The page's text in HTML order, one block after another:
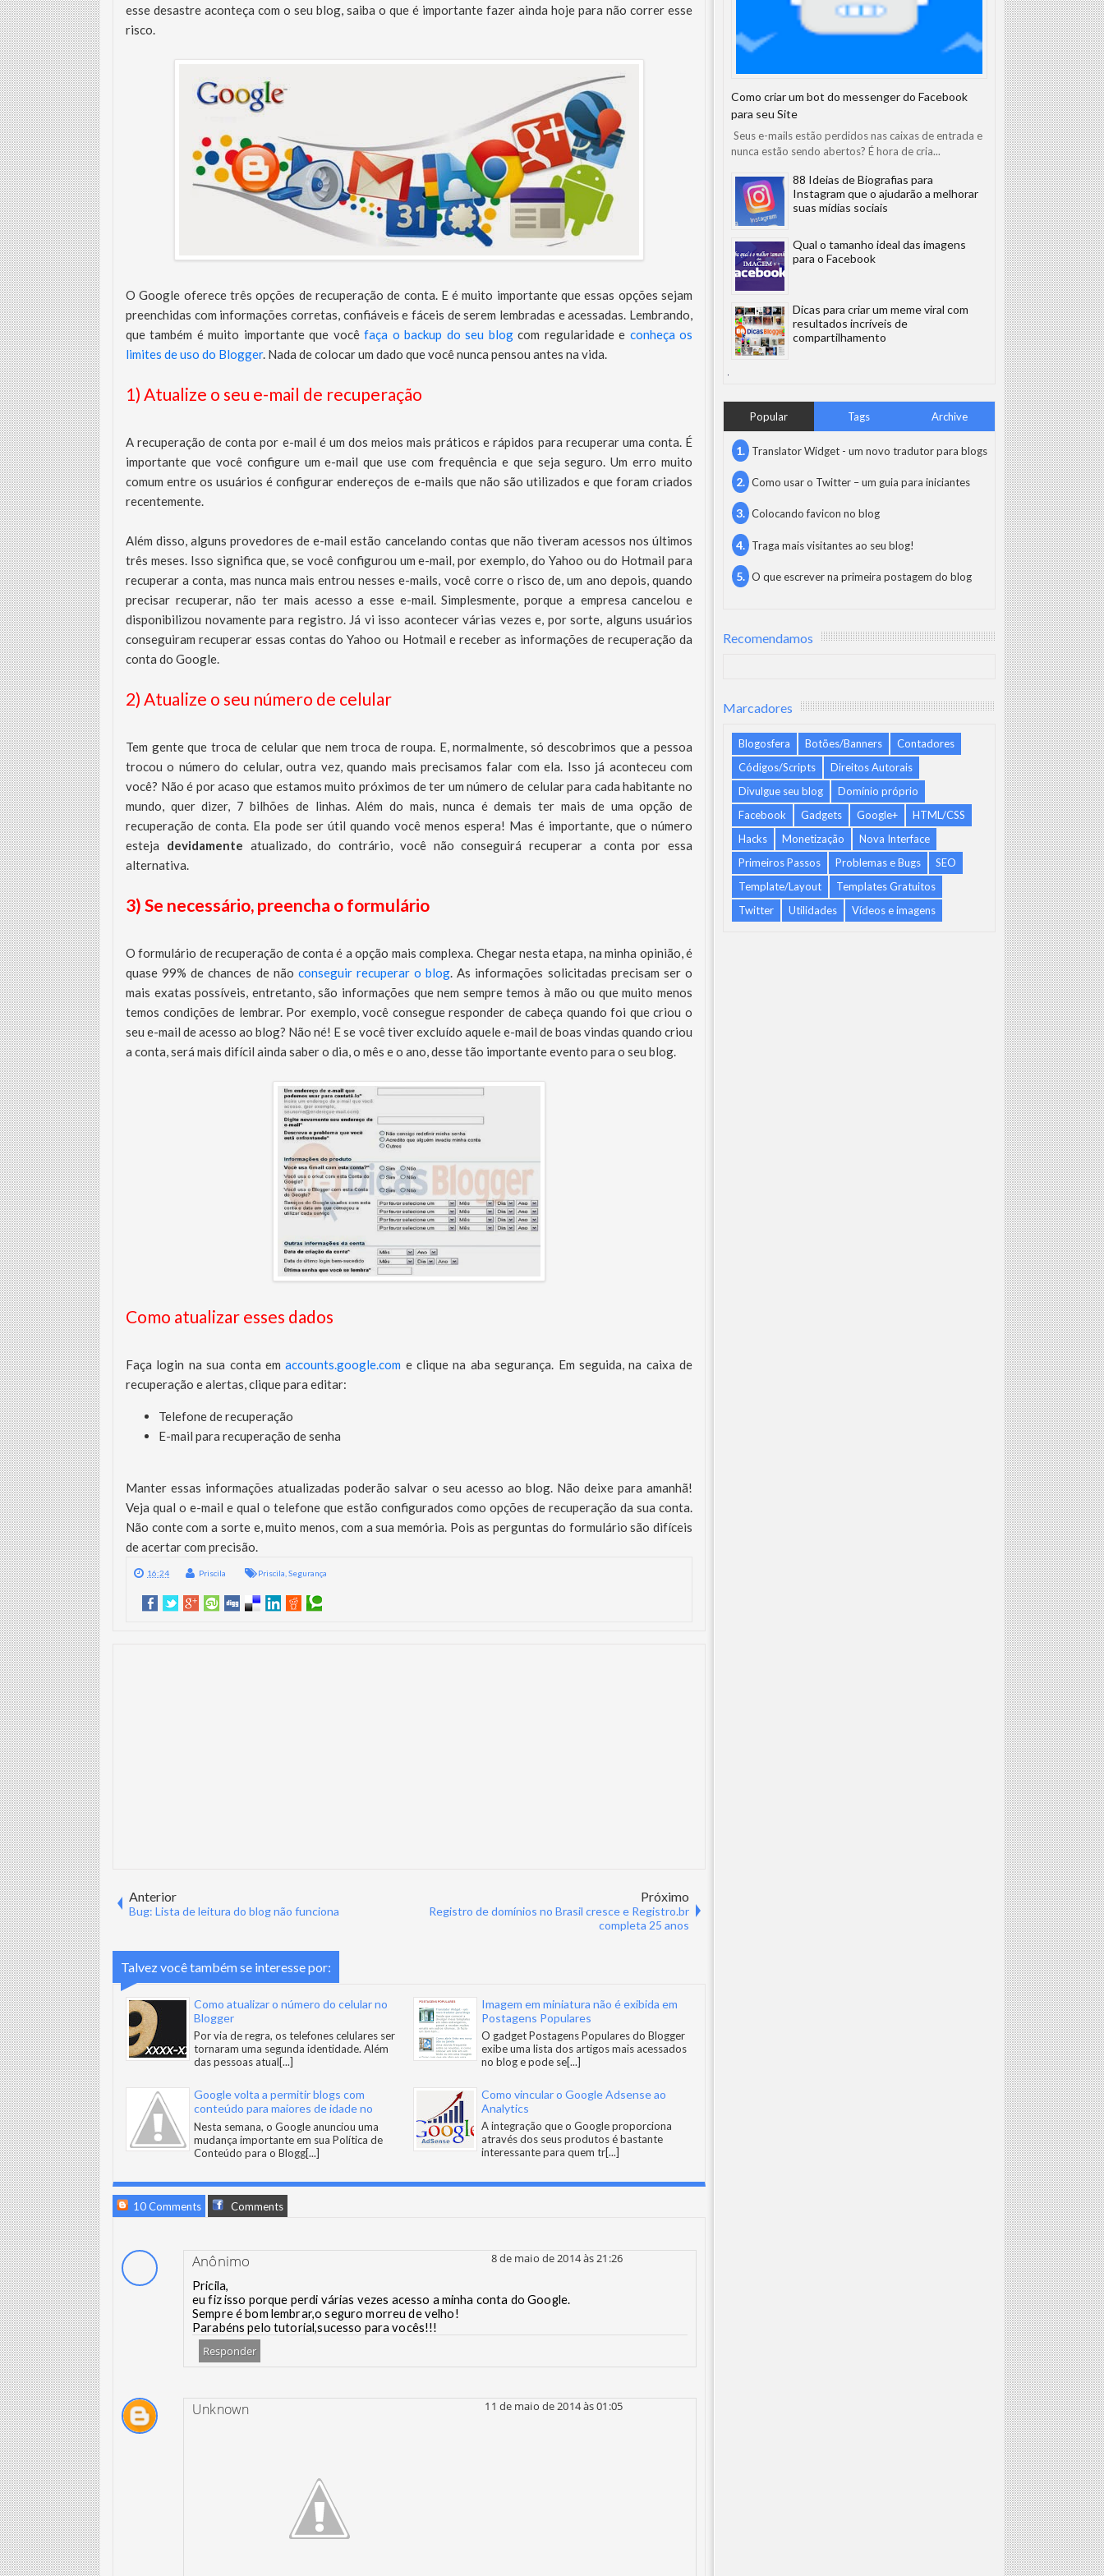
esse desastre aconteça com o seu blog, saiba o que é importante fazer ainda hoje para não correr esse
risco.
O Google oferece três opções de recuperação de conta. E é muito importante que essas opções sejam
preenchidas com informações corretas, confiáveis e fáceis de serem lembradas e acessadas. Lembrando,
que também é muito importante que vocêfaça o backup do seu blogcom regularidade e conheça os
limites de uso do Blogger. Nada de colocar um dado que você nunca pensou antes na vida.
1) Atualize o seu e-mail de recuperação
A recuperação de conta por e-mail é um dos meios mais práticos e rápidos para recuperar uma conta. É
importante que você configure um e-mail que use com frequência e que seja seguro. Um erro muito
comum entre os usuários é configurar endereços de e-mails que não são utilizados e que foram criados
recentemente.
Além disso, alguns provedores de e-mail estão cancelando contas que não tiveram acessos nos últimos
três meses. Isso significa que, se você configurou um e-mail, por exemplo, do Yahoo ou do Hotmail para
recuperar a conta, mas nunca mais entrou nesses e-mails, você corre o risco de, um ano depois, quando
precisar recuperar, não ter mais acesso a esse e-mail. Simplesmente, porque a empresa cancelou e
disponibilizou novamente para registro. Já vi isso acontecer várias vezes e, por sorte, alguns usuários
conseguiram recuperar essas contas do Yahoo ou Hotmail e receber as informações de recuperação da
conta do Google.
2) Atualize o seu número de celular
Tem gente que troca de celular que nem troca de roupa. E, normalmente, só descobrimos que a pessoa
trocou o número do celular, outra vez, quando mais precisamos falar com ela. Isso já aconteceu com
você? Não é por acaso que estamos muito próximos de ter um número de celular para cada habitante no
mundo, quer dizer, 7 bilhões de linhas. Além do mais, nunca é demais ter mais de uma opção de
recuperação de conta. Ela pode ser útil quando você menos espera! Mas é importante, que o número
esteja devidamente atualizado, do contrário, você não conseguirá recuperar a conta por essa
alternativa.
3) Se necessário, preencha o formulário
O formulário de recuperação de conta é a opção mais complexa. Chegar nesta etapa, na minha opinião, é
quase 99% de chances de não conseguir recuperar o blog. As informações solicitadas precisam ser o
mais exatas possíveis, entretanto, são informações que nem sempre temos à mão ou que muito menos
temos condições de lembrar. Por exemplo, você consegue responder de cabeça quando foi que criou o
seu e-mail de acesso ao blog? Não né! E se você tiver excluído aquele e-mail de boas vindas quando criou
a conta, será mais difícil ainda saber o dia, o mês e o ano, desse tão importante evento para o seu blog.
Como atualizar esses dados
Faça login na sua conta emaccounts.google.com e clique na aba segurança. Em seguida, na caixa de
recuperação e alertas, clique para editar:
Telefone de recuperação
E-mail para recuperação de senha
Manter essas informações atualizadas poderão salvar o seu acesso ao blog. Não deixe para amanhã!
Veja qual o e-mail e qual o telefone que estão configurados como opções de recuperação da sua conta.
Não conte com a sorte e, muito menos, com a sua memória. Pois as perguntas do formulário são difíceis
de acertar com precisão.
16:24 Priscila Priscila Segurança
Anterior
Bug: Lista de leitura do blog não funciona
Próximo
Registro de domínios no Brasil cresce e Registro.br
completa 25 anos
Talvez você também se interesse por:
Como atualizar o número do celular no
Blogger
Por via de regra, os telefones celulares ser
tornaram uma segunda identidade. Além
das pessoas atual[...]
Imagem em miniatura não é exibida em
Postagens Populares
O gadget Postagens Populares do Blogger
exibe uma lista dos artigos mais acessados
no blog e pode se[...]
Google volta a permitir blogs com
conteúdo para maiores de idade no
Blogger
Nesta semana, o Google anunciou uma
mudança importante em sua Política de
Conteúdo para o Blogg[...]
Como vincular o Google Adsense ao
Analytics
A integração que o Google proporciona
através dos seus produtos é bastante
interessante para quem tr[...]
10 Comments Comments
Anônimo 8 de maio de 2014 às 21:26
Pricila,
eu fiz isso porque perdi várias vezes acesso a minha conta do Google.
Sempre é bom lembrar,o seguro morreu de velho!
Parabéns pelo tutorial,sucesso para vocês!!!
Responder
Unknown 11 de maio de 2014 às 01:05
Como criar um bot do messenger do Facebook
para seu Site
Seus e-mails estão perdidos nas caixas de entrada e
nunca estão sendo abertos? É hora de cria...
88 Ideias de Biografias para
Instagram que o ajudarão a melhorar
suas mídias sociais
Qual o tamanho ideal das imagens
para o Facebook
Dicas para criar um meme viral com
resultados incríveis de
compartilhamento
Popular Tags Archive
Translator Widget - um novo tradutor para blogs
Como usar o Twitter – um guia para iniciantes
Colocando favicon no blog
Traga mais visitantes ao seu blog!
O que escrever na primeira postagem do blog
Recomendamos
Marcadores
Blogosfera Botões/Banners
Contadores
Códigos/Scripts
Direitos Autorais
Divulgue seu blog
Domínio próprio
Facebook
Gadgets Google+
HTML/CSS
Hacks
Monetização
Nova Interface
Primeiros Passos
Problemas e Bugs
SEO
Template/Layout
Templates Gratuitos
Twitter
Utilidades Vídeos e imagens